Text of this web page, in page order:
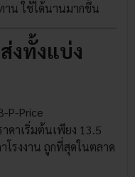
าน ใช้ได้นานมากขึ้น
งทั้งแบ่ง
คาเริ่มต้นเพียง 13.5
รงงาน ถูกที่สุดในตลาด